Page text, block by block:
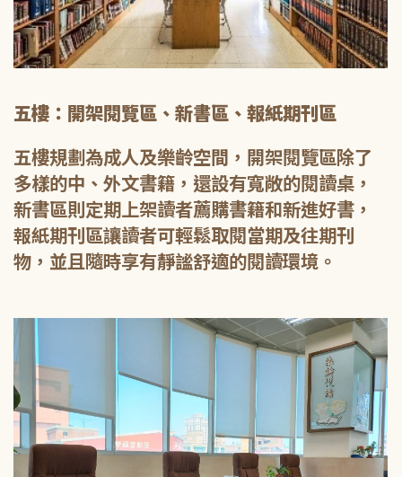
五樓：開架閱覽區、新書區、報紙期刊區
五樓規劃為成人及樂齡空間，開架閱覽區除了
多樣的中、外文書籍，還設有寬敞的閱讀桌，
新書區則定期上架讀者薦購書籍和新進好書，
報紙期刊區讓讀者可輕鬆取閱當期及往期刊
物，並且隨時享有靜謐舒適的閱讀環境。